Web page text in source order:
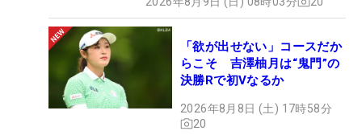
「欲が出せない」コースだか
らこそ 吉澤柚月は“鬼門”の
決勝Rで初Vなるか
2026年8月8日 (土) 17時58分
20